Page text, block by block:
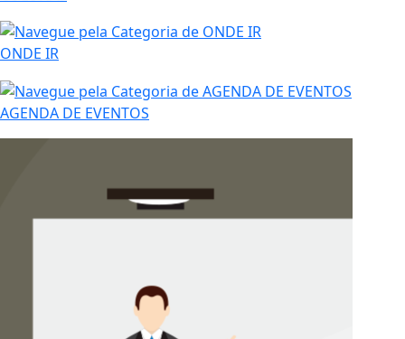
ONDE IR
AGENDA DE EVENTOS